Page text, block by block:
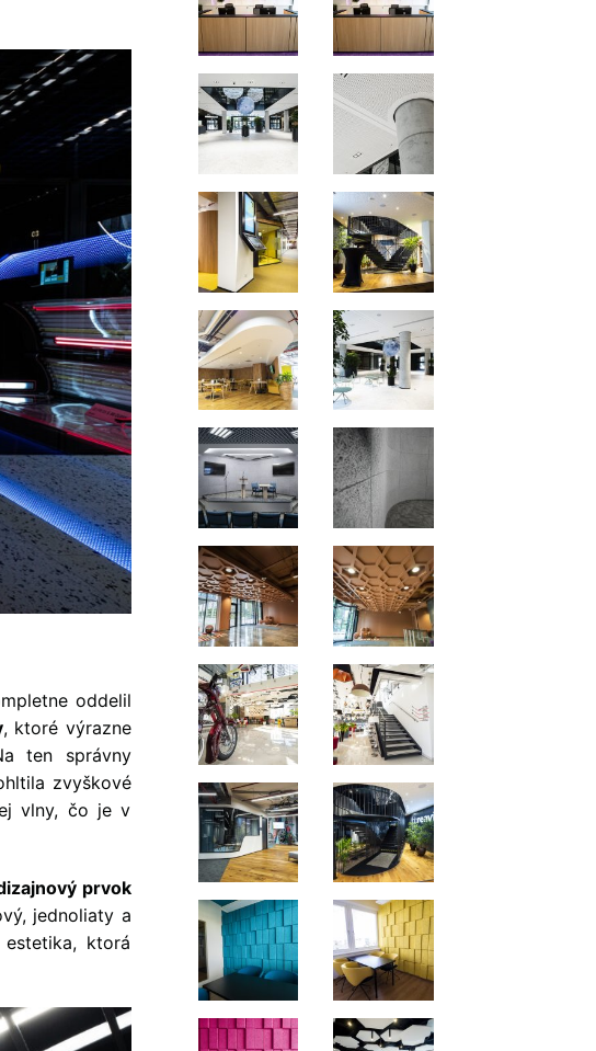
oddelil
, ktoré výrazne
ten správny
zvyškové
vlny, čo je v
prvok
jednoliaty a
ktorá